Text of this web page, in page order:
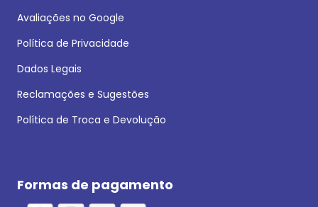
Avaliações no Google
Política de Privacidade
Dados Legais
Reclamações e Sugestões
Política de Troca e Devolução
Formas de pagamento